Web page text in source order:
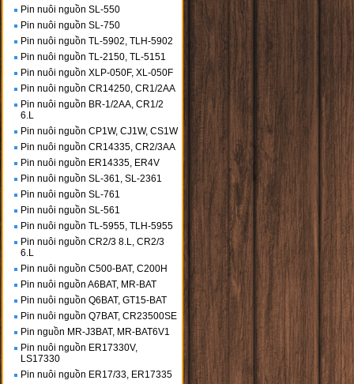
Pin nuôi nguồn SL-550
Pin nuôi nguồn SL-750
Pin nuôi nguồn TL-5902, TLH-5902
Pin nuôi nguồn TL-2150, TL-5151
Pin nuôi nguồn XLP-050F, XL-050F
Pin nuôi nguồn CR14250, CR1/2AA
Pin nuôi nguồn BR-1/2AA, CR1/2
6.L
Pin nuôi nguồn CP1W, CJ1W, CS1W
Pin nuôi nguồn CR14335, CR2/3AA
Pin nuôi nguồn ER14335, ER4V
Pin nuôi nguồn SL-361, SL-2361
Pin nuôi nguồn SL-761
Pin nuôi nguồn SL-561
Pin nuôi nguồn TL-5955, TLH-5955
Pin nuôi nguồn CR2/3 8.L, CR2/3
6.L
Pin nuôi nguồn C500-BAT, C200H
Pin nuôi nguồn A6BAT, MR-BAT
Pin nuôi nguồn Q6BAT, GT15-BAT
Pin nuôi nguồn Q7BAT, CR23500SE
Pin nguồn MR-J3BAT, MR-BAT6V1
Pin nuôi nguồn ER17330V,
LS17330
Pin nuôi nguồn ER17/33, ER17335